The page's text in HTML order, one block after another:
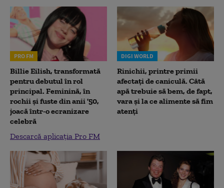
PRO FM
Billie Eilish, transformată
pentru debutul în rol
principal. Feminină, în
rochii și fuste din anii '50,
joacă într-o ecranizare
celebră
Descarcă aplicația Pro FM
DIGI WORLD
Rinichii, printre primii
afectați de caniculă. Câtă
apă trebuie să bem, de fapt,
vara și la ce alimente să fim
atenți